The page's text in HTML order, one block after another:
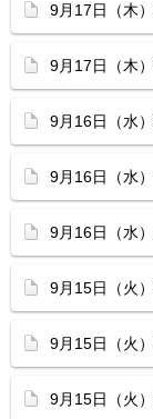
9月17日（木
9月17日（木
9月16日（水
9月16日（水
9月16日（水
9月15日（火
9月15日（火
9月15日（火